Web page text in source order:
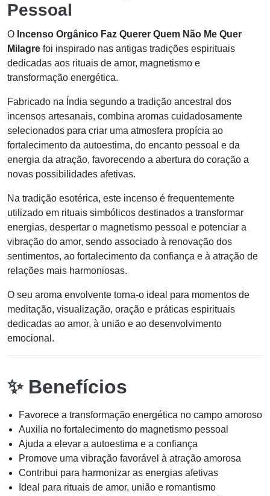
Pessoal
O Incenso Orgânico Faz Querer Quem Não Me Quer
Milagre foi inspirado nas antigas tradições espirituais
dedicadas aos rituais de amor, magnetismo e
transformação energética.
Fabricado na Índia segundo a tradição ancestral dos
incensos artesanais, combina aromas cuidadosamente
selecionados para criar uma atmosfera propícia ao
fortalecimento da autoestima, do encanto pessoal e da
energia da atração, favorecendo a abertura do coração a
novas possibilidades afetivas.
Na tradição esotérica, este incenso é frequentemente
utilizado em rituais simbólicos destinados a transformar
energias, despertar o magnetismo pessoal e potenciar a
vibração do amor, sendo associado à renovação dos
sentimentos, ao fortalecimento da confiança e à atração de
relações mais harmoniosas.
O seu aroma envolvente torna-o ideal para momentos de
meditação, visualização, oração e práticas espirituais
dedicadas ao amor, à união e ao desenvolvimento
emocional.
✨ Benefícios
Favorece a transformação energética no campo amoroso
Auxilia no fortalecimento do magnetismo pessoal
Ajuda a elevar a autoestima e a confiança
Promove uma vibração favorável à atração amorosa
Contribui para harmonizar as energias afetivas
Ideal para rituais de amor, união e romantismo